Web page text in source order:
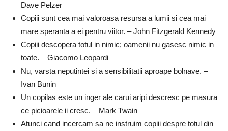
Dave Pelzer
Copiii sunt cea mai valoroasa resursa a lumii si cea mai
mare speranta a ei pentru viitor. – John Fitzgerald Kennedy
Copiii descopera totul in nimic; oamenii nu gasesc nimic in
toate. – Giacomo Leopardi
Nu, varsta neputintei si a sensibilitatii aproape bolnave. –
Ivan Bunin
Un copilas este un inger ale carui aripi descresc pe masura
ce picioarele ii cresc. – Mark Twain
Atunci cand incercam sa ne instruim copiii despre totul din